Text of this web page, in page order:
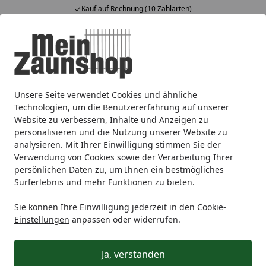
Unsere Seite verwendet Cookies und ähnliche
Technologien, um die Benutzererfahrung auf unserer
Website zu verbessern, Inhalte und Anzeigen zu
personalisieren und die Nutzung unserer Website zu
analysieren. Mit Ihrer Einwilligung stimmen Sie der
Verwendung von Cookies sowie der Verarbeitung Ihrer
persönlichen Daten zu, um Ihnen ein bestmögliches
Surferlebnis und mehr Funktionen zu bieten.
Sie können Ihre Einwilligung jederzeit in den Cookie-
Einstellungen anpassen oder widerrufen.
Ja, verstanden
Kauf auf Rechnung (10 Zahlarten)
Alle Produkte
Mein Konto
Suchen
Startseite
Zaunmarken TraumGarten TraumGarten
TraumGarten System U-
Klemmprofil